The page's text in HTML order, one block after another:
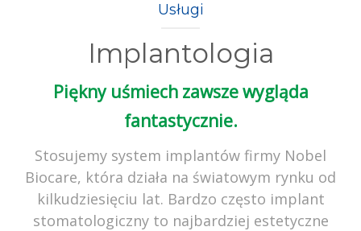
Usługi
Implantologia
Piękny uśmiech zawsze wygląda
fantastycznie.
Stosujemy system implantów firmy Nobel
Biocare, która działa na światowym rynku od
kilkudziesięciu lat. Bardzo często implant
stomatologiczny to najbardziej estetyczne